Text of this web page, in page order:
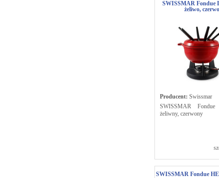
SWISSMAR Fondue
żeliwo,
Producent: Swissmar
SWISSMAR Fondue
żeliwny, czerwony
SWISSMAR Fondue